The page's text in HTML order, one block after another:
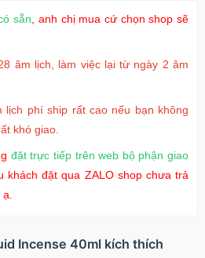
Space trong suốt tối
17 Air Clear Case
sẵn , anh chị mua cứ chọn shop sẽ
âm lịch, làm việc lại từ ngày 2 âm
phí ship rất cao nếu bạn không
khó giao.
đặt trực tiếp trên web bộ phận giao
khách đặt qua ZALO shop chưa trả
Incense 40ml kích thích